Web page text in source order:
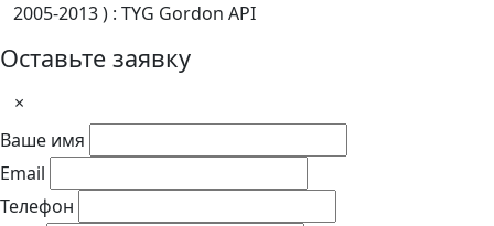
2005-2013 ) : TYG Gordon API
Оставьте заявку
×
Ваше имя
Email
Телефон